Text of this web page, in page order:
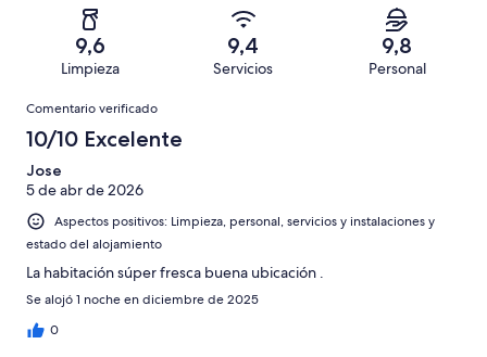
puntuación
puntuación
puntuación
Normal
una
puntuación
Mediocre
342
una
puntuación
de
9,6
Limpieza
9,4
Servicios
9,8
Personal
Comentarios
Comentario verificado
10/10 Excelente
Jose
5 de abr de 2026
Aspectos positivos: Limpieza, personal, servicios y instalaciones y
estado del alojamiento
La habitación súper fresca buena ubicación .
Se alojó 1 noche en diciembre de 2025
0